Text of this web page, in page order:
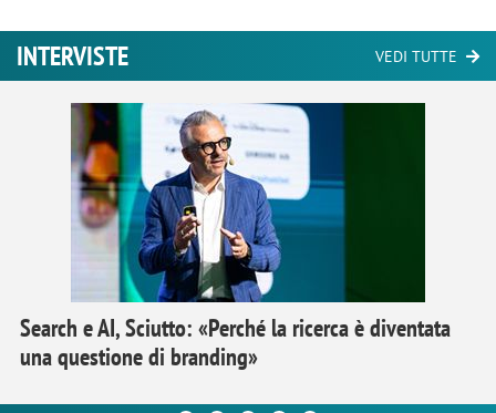
INTERVISTE VEDI TUTTE
Search e AI, Sciutto: «Perché la ricerca è diventata
una questione di branding»